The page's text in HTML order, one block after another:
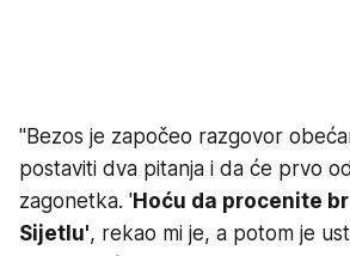
"Bezos je započeo razgovor
postaviti dva pitanja i da će prvo
zagonetka. 'Hoću da procenite
Sijetlu', rekao mi je, a potom je